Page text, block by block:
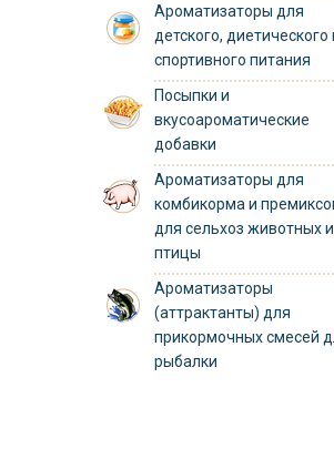
Ароматизаторы для
детского, диетического
спортивного питания
Посыпки и
вкусоароматические
добавки
Ароматизаторы для
комбикорма и
для сельхоз животных и
птицы
Ароматизаторы
(аттрактанты) для
прикормочных смесей
рыбалки